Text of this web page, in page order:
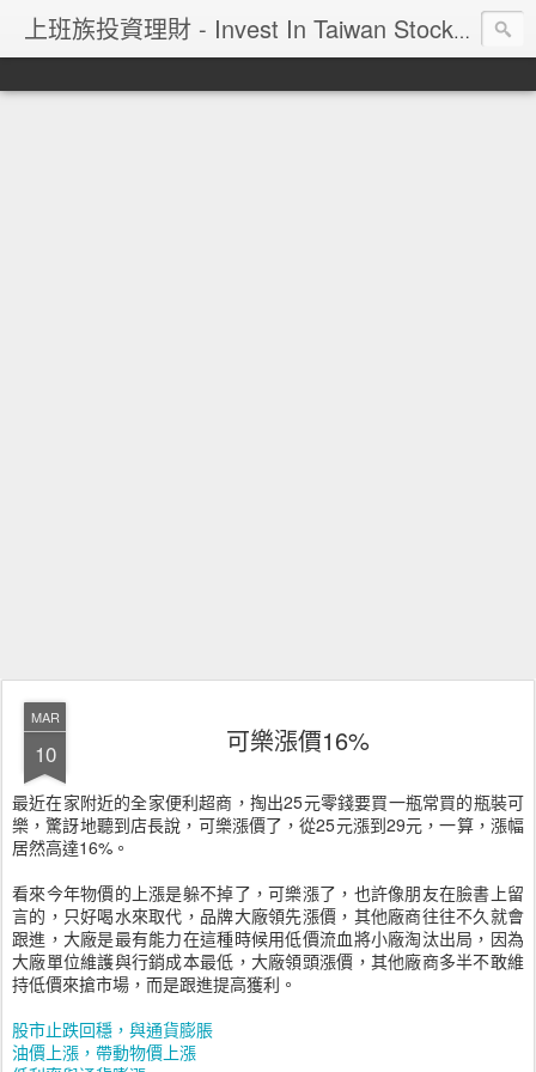
上班族投資理財 - Invest In Taiwan Stock Market
MAR
10 可樂漲價16%
最近在家附近的全家便利超商，掏出25元零錢要買一瓶常買的瓶裝可
樂，驚訝地聽到店長說，可樂漲價了，從25元漲到29元，一算，漲幅
居然高達16%。
看來今年物價的上漲是躲不掉了，可樂漲了，也許像朋友在臉書上留
言的，只好喝水來取代，品牌大廠領先漲價，其他廠商往往不久就會
跟進，大廠是最有能力在這種時候用低價流血將小廠淘汰出局，因為
大廠單位維護與行銷成本最低，大廠領頭漲價，其他廠商多半不敢維
持低價來搶市場，而是跟進提高獲利。
股市止跌回穩，與通貨膨脹
油價上漲，帶動物價上漲